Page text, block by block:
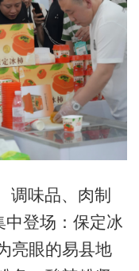
调味品、肉制
中登场：保定冰
亮眼的易县地